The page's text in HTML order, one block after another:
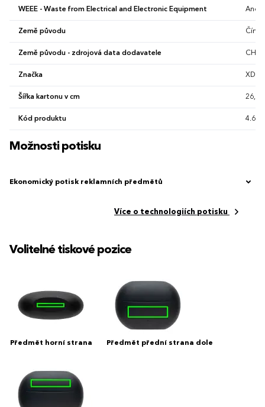
WEEE - Waste from Electrical and Electronic Equipment Ano
Země původu Čína
Země původu - zdrojová data dodavatele CHN
Značka XD
Šířka kartonu v cm 26,5
Kód produktu
Možnosti potisku
Ekonomický potisk reklamních předmětů
Více o technologiích potisku
Volitelné tiskové pozice
Předmět horní strana Předmět přední strana dole